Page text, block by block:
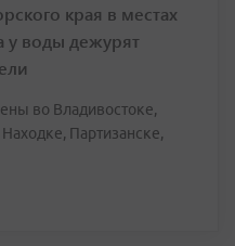
края в местах
у воды дежурят
во Владивостоке,
Партизанске,